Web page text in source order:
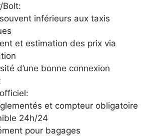
Bolt:
inférieurs aux taxis
et estimation des prix via
d’une bonne connexion
et compteur obligatoire
24h/24
pour bagages